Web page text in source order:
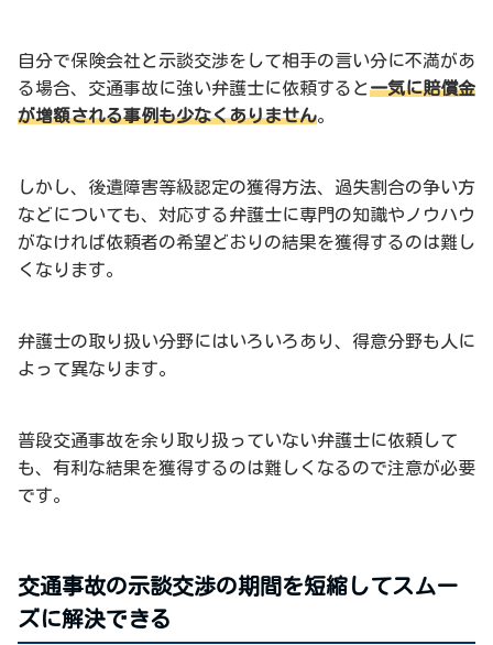
自分で保険会社と示談交渉をして相手の言い分に不満があ
る場合、交通事故に強い弁護士に依頼すると一気に賠償金
が増額される事例も少なくありません。
しかし、後遺障害等級認定の獲得方法、過失割合の争い方
などについても、対応する弁護士に専門の知識やノウハウ
がなければ依頼者の希望どおりの結果を獲得するのは難し
くなります。
弁護士の取り扱い分野にはいろいろあり、得意分野も人に
よって異なります。
普段交通事故を余り取り扱っていない弁護士に依頼して
も、有利な結果を獲得するのは難しくなるので注意が必要
です。
交通事故の示談交渉の期間を短縮してスムー
ズに解決できる